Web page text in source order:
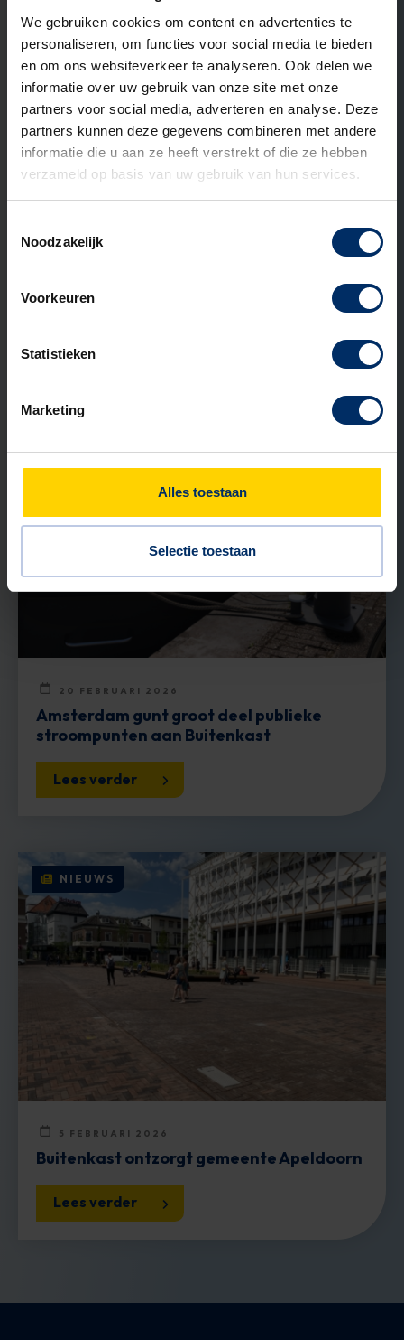
We gebruiken cookies om content en advertenties te
personaliseren, om functies voor social media te bieden
en om ons websiteverkeer te analyseren. Ook delen we
informatie over uw gebruik van onze site met onze
partners voor social media, adverteren en analyse. Deze
partners kunnen deze gegevens combineren met andere
informatie die u aan ze heeft verstrekt of die ze hebben
verzameld op basis van uw gebruik van hun services.
Noodzakelijk
Voorkeuren
Statistieken
Marketing
Alles toestaan
Selectie toestaan
materiaal past bij jouw project?
31 MEI 2026
Amsterdam gunt groot deel publieke
stroompunten aan Buitenkast
20 FEBRUARI 2026
Lees verder
Buitenkast ontzorgt gemeente Apeldoorn
5 FEBRUARI 2026
Lees verder
NIEUWS